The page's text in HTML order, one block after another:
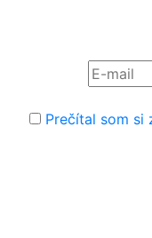
Prečítal som si